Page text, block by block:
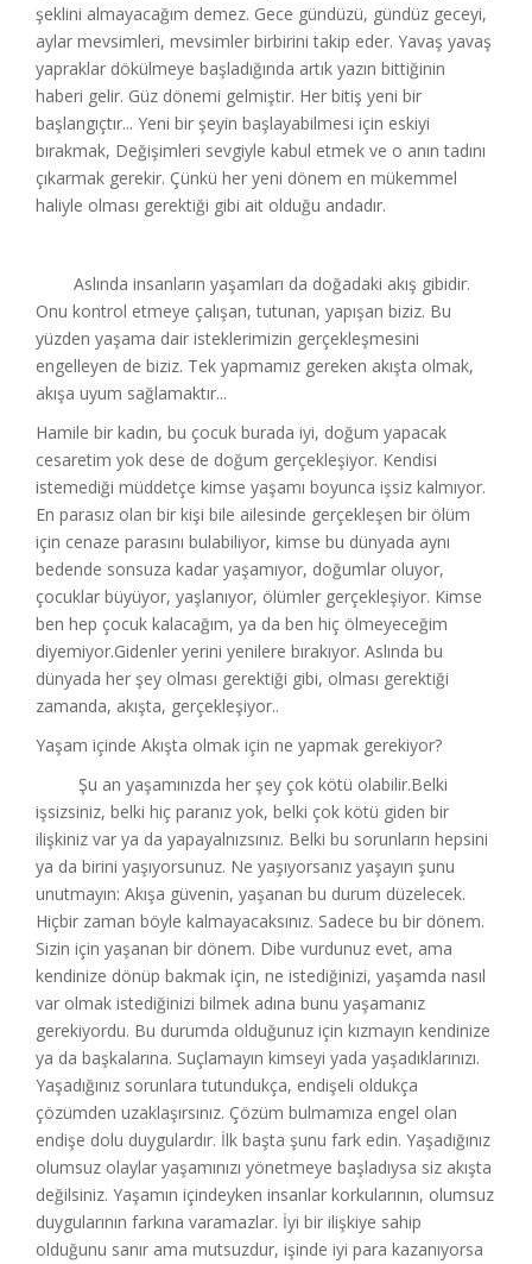
şeklini almayacağım demez. Gece gündüzü, gündüz geceyi,
aylar mevsimleri, mevsimler birbirini takip eder. Yavaş yavaş
yapraklar dökülmeye başladığında artık yazın bittiğinin
haberi gelir. Güz dönemi gelmiştir. Her bitiş yeni bir
başlangıçtır... Yeni bir şeyin başlayabilmesi için eskiyi
bırakmak, Değişimleri sevgiyle kabul etmek ve o anın tadını
çıkarmak gerekir. Çünkü her yeni dönem en mükemmel
haliyle olması gerektiği gibi ait olduğu andadır.
Aslında insanların yaşamları da doğadaki akış gibidir.
Onu kontrol etmeye çalışan, tutunan, yapışan biziz. Bu
yüzden yaşama dair isteklerimizin gerçekleşmesini
engelleyen de biziz. Tek yapmamız gereken akışta olmak,
akışa uyum sağlamaktır...
Hamile bir kadın, bu çocuk burada iyi, doğum yapacak
cesaretim yok dese de doğum gerçekleşiyor. Kendisi
istemediği müddetçe kimse yaşamı boyunca işsiz kalmıyor.
En parasız olan bir kişi bile ailesinde gerçekleşen bir ölüm
için cenaze parasını bulabiliyor, kimse bu dünyada aynı
bedende sonsuza kadar yaşamıyor, doğumlar oluyor,
çocuklar büyüyor, yaşlanıyor, ölümler gerçekleşiyor. Kimse
ben hep çocuk kalacağım, ya da ben hiç ölmeyeceğim
diyemiyor.Gidenler yerini yenilere bırakıyor. Aslında bu
dünyada her şey olması gerektiği gibi, olması gerektiği
zamanda, akışta, gerçekleşiyor..
Yaşam içinde Akışta olmak için ne yapmak gerekiyor?
Şu an yaşamınızda her şey çok kötü olabilir.Belki
işsizsiniz, belki hiç paranız yok, belki çok kötü giden bir
ilişkiniz var ya da yapayalnızsınız. Belki bu sorunların hepsini
ya da birini yaşıyorsunuz. Ne yaşıyorsanız yaşayın şunu
unutmayın: Akışa güvenin, yaşanan bu durum düzelecek.
Hiçbir zaman böyle kalmayacaksınız. Sadece bu bir dönem.
Sizin için yaşanan bir dönem. Dibe vurdunuz evet, ama
kendinize dönüp bakmak için, ne istediğinizi, yaşamda nasıl
var olmak istediğinizi bilmek adına bunu yaşamanız
gerekiyordu. Bu durumda olduğunuz için kızmayın kendinize
ya da başkalarına. Suçlamayın kimseyi yada yaşadıklarınızı.
Yaşadığınız sorunlara tutundukça, endişeli oldukça
çözümden uzaklaşırsınız. Çözüm bulmamıza engel olan
endişe dolu duygulardır. İlk başta şunu fark edin. Yaşadığınız
olumsuz olaylar yaşamınızı yönetmeye başladıysa siz akışta
değilsiniz. Yaşamın içindeyken insanlar korkularının, olumsuz
duygularının farkına varamazlar. İyi bir ilişkiye sahip
olduğunu sanır ama mutsuzdur, işinde iyi para kazanıyorsa